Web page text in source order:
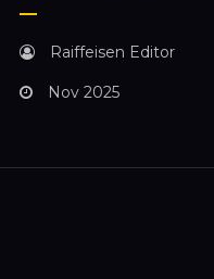
Raiffeisen Editor
Nov 2025